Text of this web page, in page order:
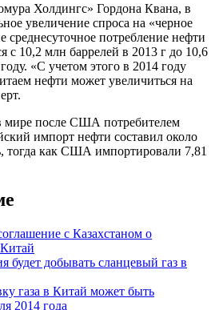
Холдингс» Гордона Квана, в
увеличение спроса на «черное
среднесуточное потребление нефти
с 10,2 млн баррелей в 2013 г до 10,6
«С учетом этого в 2014 году
нефти может увеличиться на
мире после США потребителем
импорт нефти составил около
тогда как США импортировали 7,81
с Казахстаном о
будет добывать сланцевый газ в
газа в Китай может быть
2014 года